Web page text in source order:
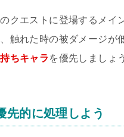
クエストに登場するメイ
触れた時の被ダメージが
ちキャラ を優先しましょ
先的に処理しよう